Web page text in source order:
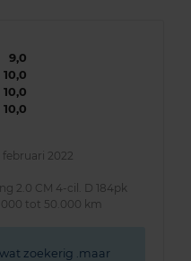
9,0
10,0
10,0
10,0
februari 2022
2.0 CM 4-cil. D 184pk
tot 50.000 km
zoekerig .maar